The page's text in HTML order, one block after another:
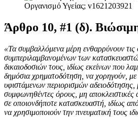
Άρθρο 10, #1 (δ).
«Τα συμβαλλόμενα μέρη ενθαρρύνουν τις
συμπεριλαμβανομένων των
δικαιοδοσιών τους, ιδίως εκείνων που
δημόσια χρηματοδότηση, να χορηγούν, με
υφιστάμενων περιορισμών αδειοδότησης,
συμφωνηθέντες όρους, μη αποκλειστικές
σε οποιονδήποτε κατασκευαστή, ιδίως
να χρησιμοποιούν την πνευματική τους